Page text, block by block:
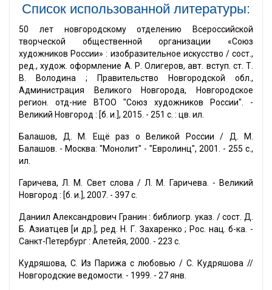
Список использованной литературы:
50 лет новгородскому отделению Всероссийской
творческой общественной организации «Союз
художников России» : изобразительное искусство / сост.,
ред., худож. оформление А. Р. Олигеров, авт. вступ. ст. Т.
В. Володина ; Правительство Новгородской обл.,
Администрация Великого Новгорода, Новгородское
регион. отд-ние ВТОО "Союз художников России". -
Великий Новгород : [б. и.], 2015. - 251 с. : цв. ил.
Балашов, Д. М. Ещё раз о Великой России / Д. М.
Балашов. - Москва: "Монолит" - "Евролинц", 2001. - 255 с.,
ил.
Гаричева, Л. М. Свет слова / Л. М. Гаричева. - Великий
Новгород : [б. и.], 2007. - 397 с.
Даниил Александрович Гранин : библиогр. указ. / сост. Д.
Б. Азиатцев [и др.], ред. Н. Г. Захаренко ; Рос. нац. б-ка. -
Санкт-Петербург : Алетейя, 2000. - 223 с.
Кудряшова, С. Из Парижа с любовью / С. Кудряшова //
Новгородские ведомости. - 1999. - 27 янв.